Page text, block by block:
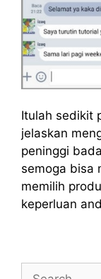
Itulah sedikit
jelaskan
peninggi
semoga bisa
memilih
keperluan
Search